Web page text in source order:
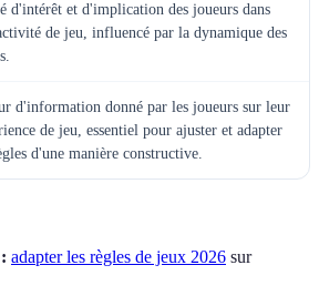
d'intérêt et d'implication des joueurs dans
de jeu, influencé par la dynamique des
d'information donné par les joueurs sur leur
de jeu, essentiel pour ajuster et adapter
d'une manière constructive.
adapter les règles de jeux 2026 sur